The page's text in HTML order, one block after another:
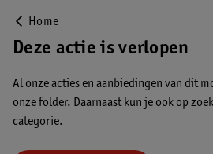
Home
Deze actie is verlopen
Al onze acties en aanbiedingen van dit
onze folder. Daarnaast kun je ook op
categorie.